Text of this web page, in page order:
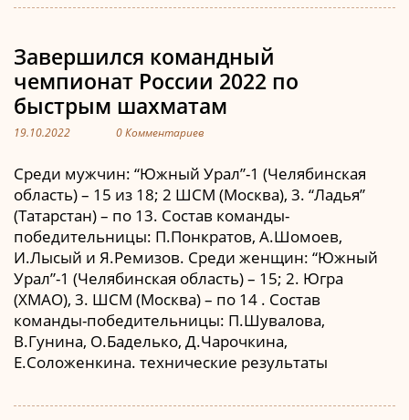
Завершился командный
чемпионат России 2022 по
быстрым шахматам
19.10.2022 0 Комментариев
Среди мужчин: “Южный Урал”-1 (Челябинская
область) – 15 из 18; 2 ШСМ (Москва), 3. “Ладья”
(Татарстан) – по 13. Состав команды-
победительницы: П.Понкратов, А.Шомоев,
И.Лысый и Я.Ремизов. Среди женщин: “Южный
Урал”-1 (Челябинская область) – 15; 2. Югра
(ХМАО), 3. ШСМ (Москва) – по 14 . Состав
команды-победительницы: П.Шувалова,
В.Гунина, О.Баделько, Д.Чарочкина,
Е.Соложенкина. технические результаты